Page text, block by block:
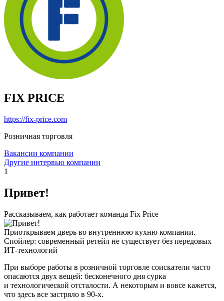
FIX PRICE
https://fix-price.com
Розничная торговля
Вакансии компании
Другие интервью компании
1
Привет!
Рассказываем, как работает команда Fix Price
Приоткрываем дверь во внутреннюю кухню компании.
Спойлер: современный ретейл не существует без передовых
ИТ-технологий
При выборе работы в розничной торговле соискатели часто
опасаются двух вещей: бесконечного дня сурка
и технологической отсталости. А некоторым и вовсе кажется,
что здесь все застряло в 90-х.